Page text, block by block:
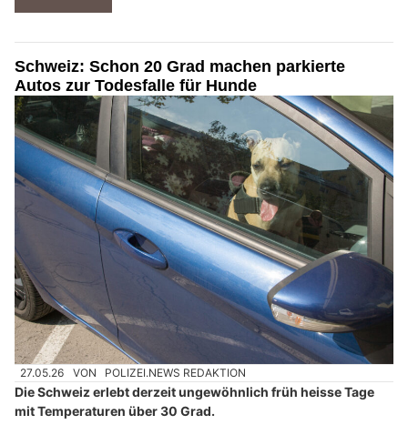
Schweiz: Schon 20 Grad machen parkierte
Autos zur Todesfalle für Hunde
27.05.26 VON POLIZEI.NEWS REDAKTION
Die Schweiz erlebt derzeit ungewöhnlich früh heisse Tage
mit Temperaturen über 30 Grad.